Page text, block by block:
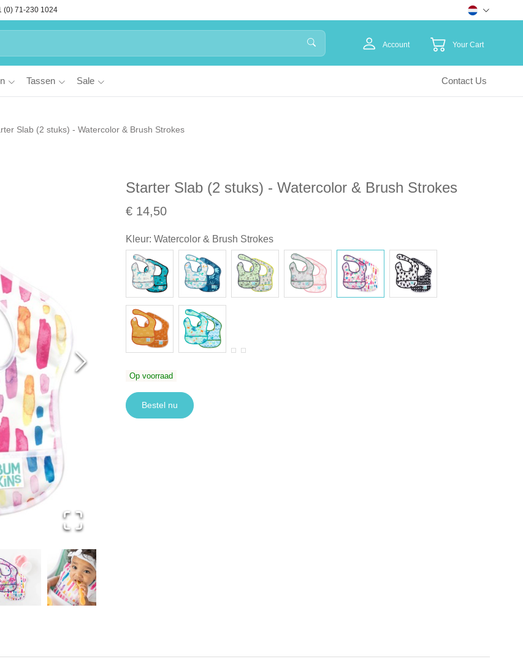
(0) 71-230 1024
Account Your Cart
Tassen Sale Contact Us
Slab (2 stuks) - Watercolor & Brush Strokes
Starter Slab (2 stuks) - Watercolor & Brush Strokes
€ 14,50
Kleur: Watercolor & Brush Strokes
Op voorraad
Bestel nu